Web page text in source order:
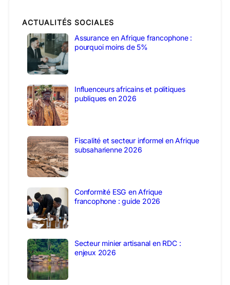
ACTUALITÉS SOCIALES
Assurance en Afrique francophone :
pourquoi moins de 5%
Influenceurs africains et politiques
publiques en 2026
Fiscalité et secteur informel en Afrique
subsaharienne 2026
Conformité ESG en Afrique
francophone : guide 2026
Secteur minier artisanal en RDC :
enjeux 2026